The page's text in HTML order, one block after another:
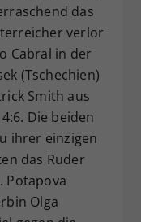
das
verlor
Cabral in der
(Tschechien)
Smith aus
Die beiden
ihrer einzigen
das Ruder
Potapova
Olga